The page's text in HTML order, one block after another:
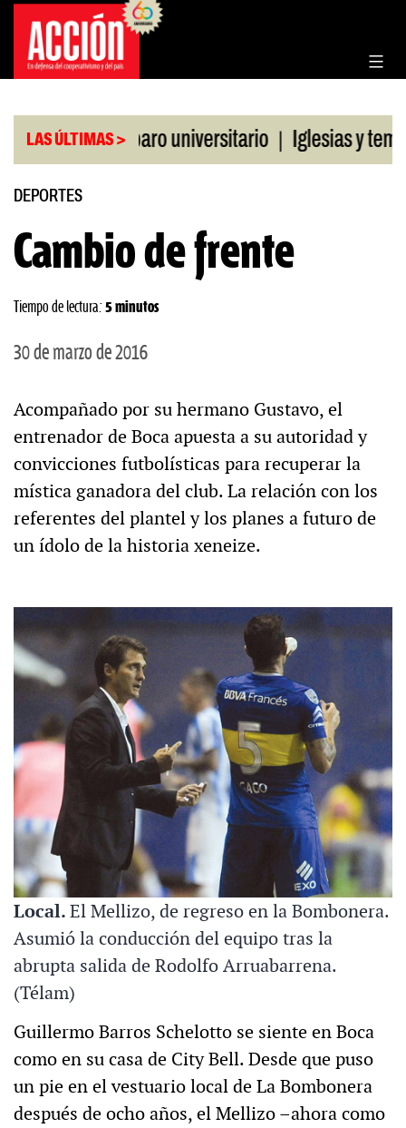
Saltar
contenido
LAS ÚLTIMAS >
CGT al paro universitario | Iglesias y templos
DEPORTES
Cambio de frente
Tiempo de lectura: 5 minutos
30 de marzo de 2016
Acompañado por su hermano Gustavo, el
entrenador de Boca apuesta a su autoridad y
convicciones futbolísticas para recuperar la
mística ganadora del club. La relación con los
referentes del plantel y los planes a futuro de
un ídolo de la historia xeneize.
Local.El Mellizo, de regreso en la Bombonera.
Asumió la conducción del equipo tras la
abrupta salida de Rodolfo Arruabarrena.
(Télam)
Guillermo Barros Schelotto se siente en Boca
como en su casa de City Bell. Desde que puso
un pie en el vestuario local de La Bombonera
después de ocho años, el Mellizo –ahora como